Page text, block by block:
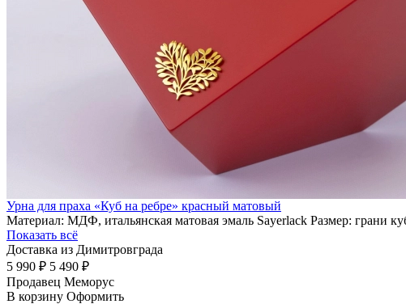
Урна для праха «Куб на ребре» красный матовый
Материал: МДФ, итальянская матовая эмаль Sayerlack Размер: грани
Показать всё
Доставка из Димитровграда
5 990 ₽ 5 490 ₽
Продавец Меморус
В корзину Оформить